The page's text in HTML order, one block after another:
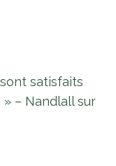
satisfaits
– Nandlall sur